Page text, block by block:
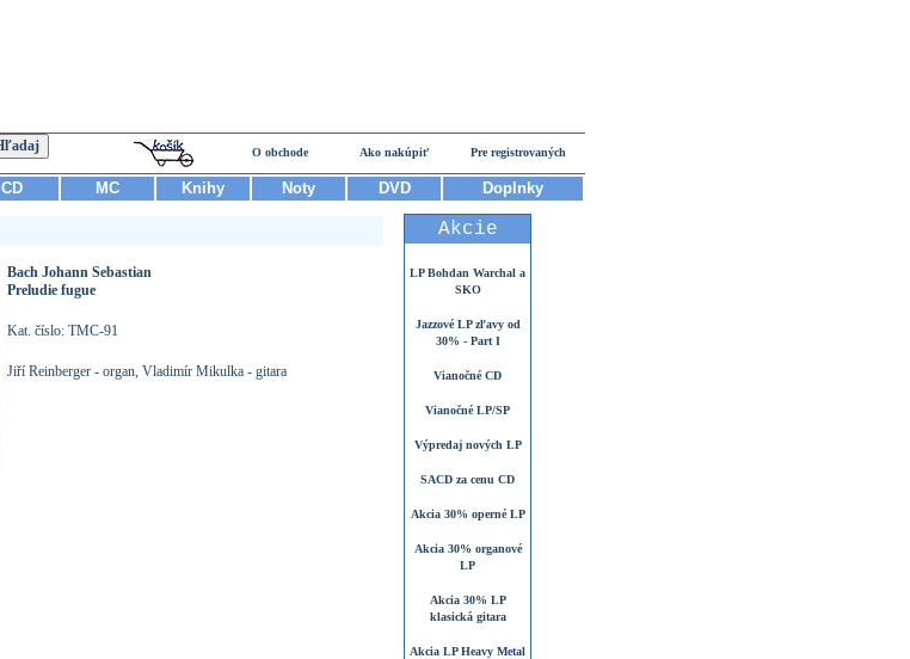
O obchode Ako nakúpiť Pre registrovaných
CD MC Knihy Noty DVD Doplnky
Bach Johann Sebastian
Preludie fugue
Kat. číslo: TMC-91
Jiří Reinberger - organ, Vladimír Mikulka - gitara
Akcie
LP Bohdan Warchal a
SKO
Jazzové LP zľavy od
30% - Part I
Vianočné CD
Vianočné LP/SP
Výpredaj nových LP
SACD za cenu CD
Akcia 30% operné LP
Akcia 30% organové
LP
Akcia 30% LP
klasická gitara
Akcia LP Heavy Metal